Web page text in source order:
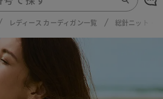
レディース カーディガン一覧 総針ニット・